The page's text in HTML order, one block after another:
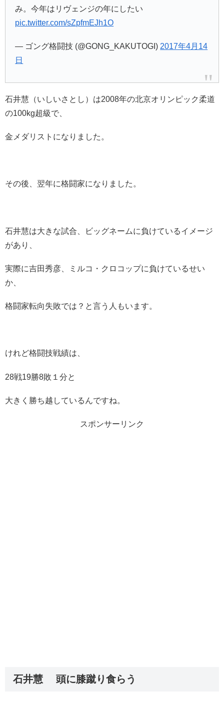
み。今年はリヴェンジの年にしたい
pic.twitter.com/sZpfmEJh1O
— ゴング格闘技 (@GONG_KAKUTOGI) 2017年4月14
日
石井慧（いしいさとし）は2008年の北京オリンピック柔道
の100kg超級で、
金メダリストになりました。
その後、翌年に格闘家になりました。
石井慧は大きな試合、ビッグネームに負けているイメージ
があり、
実際に吉田秀彦、ミルコ・クロコップに負けているせい
か、
格闘家転向失敗では？と言う人もいます。
けれど格闘技戦績は、
28戦19勝8敗１分と
大きく勝ち越しているんですね。
スポンサーリンク
石井慧 頭に膝蹴り食らう